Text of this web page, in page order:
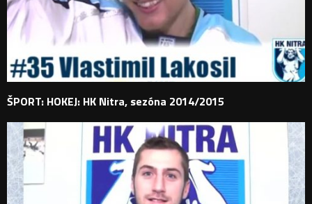
ŠPORT: HOKEJ: HK Nitra, sezóna 2014/2015